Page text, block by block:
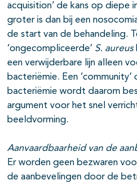
acquisition’ de kans op
groter is dan bij een
de start van de behandeling.
‘ongecompliceerde’ S. aureus
een verwijderbare lijn alleen
bacteriëmie. Een ‘community’
bacteriëmie wordt daarom
argument voor het snel
beeldvorming.
Aanvaardbaarheid van de
Er worden geen bezwaren
de aanbevelingen door de